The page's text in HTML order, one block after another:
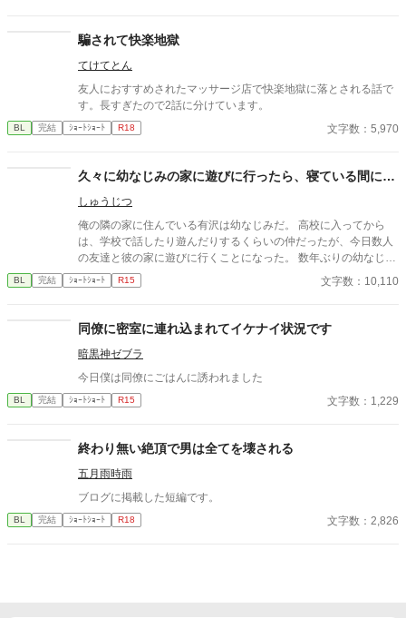
騙されて快楽地獄
てけてとん
友人におすすめされたマッサージ店で快楽地獄に落とされる話で
す。長すぎたので2話に分けています。
BL 完結 ｼｮｰﾄｼｮｰﾄ R18 文字数：5,970
久々に幼なじみの家に遊びに行ったら、寝ている間に…
しゅうじつ
俺の隣の家に住んでいる有沢は幼なじみだ。 高校に入ってから
は、学校で話したり遊んだりするくらいの仲だったが、今日数人
の友達と彼の家に遊びに行くことになった。 数年ぶりの幼なじみ
の家を懐かしんでいる中、いつの間にか友人たちは帰っており、
幼なじみと2人きりに。 そこで俺は彼の部屋であるものを見つけ
BL 完結 ｼｮｰﾄｼｮｰﾄ R15 文字数：10,110
同僚に密室に連れ込まれてイケナイ状況です
暗黒神ゼブラ
今日僕は同僚にごはんに誘われました
BL 完結 ｼｮｰﾄｼｮｰﾄ R15 文字数：1,229
終わり無い絶頂で男は全てを壊される
五月雨時雨
ブログに掲載した短編です。
BL 完結 ｼｮｰﾄｼｮｰﾄ R18 文字数：2,826